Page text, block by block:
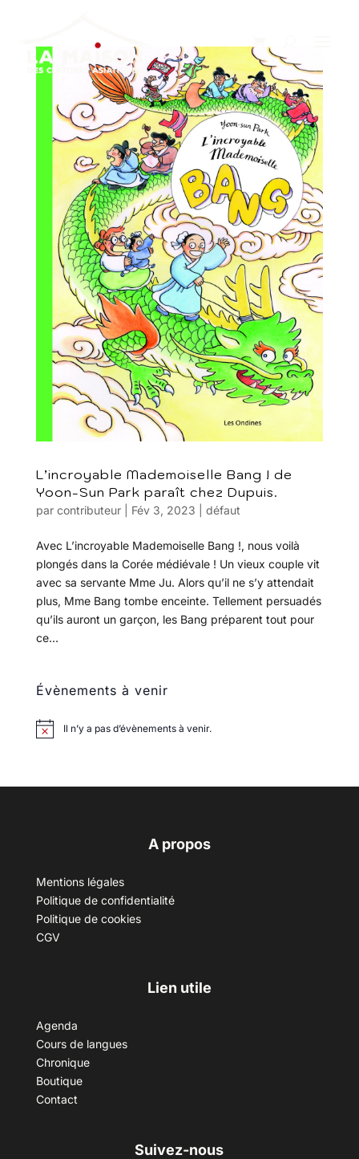
L’incroyable Mademoiselle Bang ! de
Yoon-Sun Park paraît chez Dupuis.
par contributeur| Fév 3, 2023 défaut
Avec L’incroyable Mademoiselle Bang !, nous voilà
plongés dans la Corée médiévale ! Un vieux couple vit
avec sa servante Mme Ju. Alors qu’il ne s’y attendait
plus, Mme Bang tombe enceinte. Tellement persuadés
qu’ils auront un garçon, les Bang préparent tout pour
ce...
Évènements à venir
Il n’y a pas d’évènements à venir.
A propos
Mentions légales
Politique de confidentialité
Politique de cookies
CGV
Lien utile
Agenda
Cours de langues
Chronique
Boutique
Contact
Suivez-nous